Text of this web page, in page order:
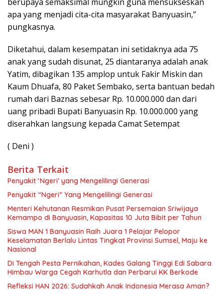
apa yang menjadi cita-cita masyarakat Banyuasin,”
pungkasnya.
Diketahui, dalam kesempatan ini setidaknya ada 75
anak yang sudah disunat, 25 diantaranya adalah anak
Yatim, dibagikan 135 amplop untuk Fakir Miskin dan
Kaum Dhuafa, 80 Paket Sembako, serta bantuan bedah
rumah dari Baznas sebesar Rp. 10.000.000 dan dari
uang pribadi Bupati Banyuasin Rp. 10.000.000 yang
diserahkan langsung kepada Camat Setempat
( Deni )
Berita Terkait
Penyakit ‘Ngeri’ yang Mengelilingi Generasi
Penyakit “Ngeri” Yang Mengelilingi Generasi
Menteri Kehutanan Resmikan Pusat Persemaian Sriwijaya
Kemampo di Banyuasin, Kapasitas 10 Juta Bibit per Tahun
Siswa MAN 1 Banyuasin Raih Juara 1 Pelajar Pelopor
Keselamatan Berlalu Lintas Tingkat Provinsi Sumsel, Maju ke
Nasional
Di Tengah Pesta Pernikahan, Kades Galang Tinggi Edi Sabara
Himbau Warga Cegah Karhutla dan Perbarui KK Berkode
Refleksi HAN 2026: Sudahkah Anak Indonesia Merasa Aman?